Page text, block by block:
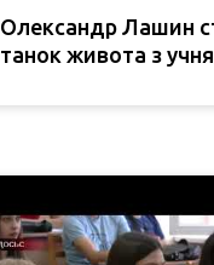
Олександр Лашин
танок живота з